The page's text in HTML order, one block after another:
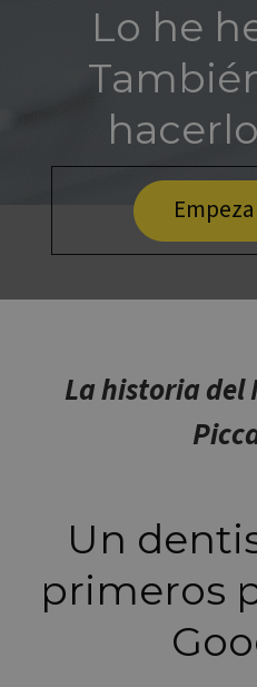
Lo he
La historia del
Un
primeros